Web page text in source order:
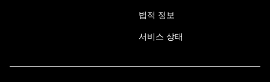
법적 정보
서비스 상태